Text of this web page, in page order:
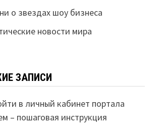
о звездах шоу бизнеса
новости мира
ЗАПИСИ
в личный кабинет портала
– пошаговая инструкция